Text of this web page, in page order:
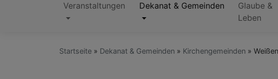
Hauptnavigation
Veranstaltungen Dekanat & Gemeinden
Glaube &
Leben
Startseite Dekanat & Gemeinden Kirchengemeinden